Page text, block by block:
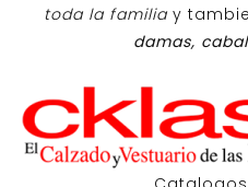
toda la familiay
damas,